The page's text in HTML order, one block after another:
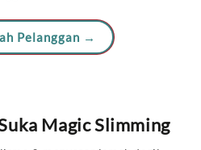
Pelanggan →
Magic Slimming